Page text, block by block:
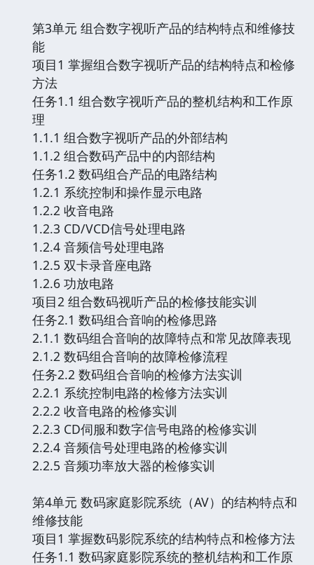
第3单元 组合数字视听产品的结构特点和维修技
能
项目1 掌握组合数字视听产品的结构特点和检修
方法
任务1.1 组合数字视听产品的整机结构和工作原
理
1.1.1 组合数字视听产品的外部结构
1.1.2 组合数码产品中的内部结构
任务1.2 数码组合产品的电路结构
1.2.1 系统控制和操作显示电路
1.2.2 收音电路
1.2.3 CD/VCD信号处理电路
1.2.4 音频信号处理电路
1.2.5 双卡录音座电路
1.2.6 功放电路
项目2 组合数码视听产品的检修技能实训
任务2.1 数码组合音响的检修思路
2.1.1 数码组合音响的故障特点和常见故障表现
2.1.2 数码组合音响的故障检修流程
任务2.2 数码组合音响的检修方法实训
2.2.1 系统控制电路的检修方法实训
2.2.2 收音电路的检修实训
2.2.3 CD伺服和数字信号电路的检修实训
2.2.4 音频信号处理电路的检修实训
2.2.5 音频功率放大器的检修实训
第4单元 数码家庭影院系统（AV）的结构特点和
维修技能
项目1 掌握数码影院系统的结构特点和检修方法
任务1.1 数码家庭影院系统的整机结构和工作原